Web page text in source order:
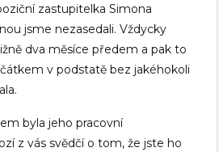
zastupitelka Simona
jsme nezasedali. Vždycky
dva měsíce předem a pak to
v podstatě bez jakéhokoli
byla jeho pracovní
z vás svědčí o tom, že jste ho